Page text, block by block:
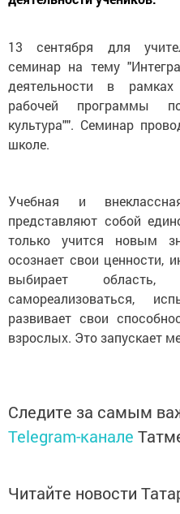
13 сентября для
семинар на тему
деятельности в рамках
рабочей программы
культура"". Семинар
школе.
Учебная и
представляют собой
только учится новым
осознает свои ценности,
выбирает
самореализоваться,
развивает свои
взрослых. Это запускает
Следите за самым
Telegram-канале
Читайте новости